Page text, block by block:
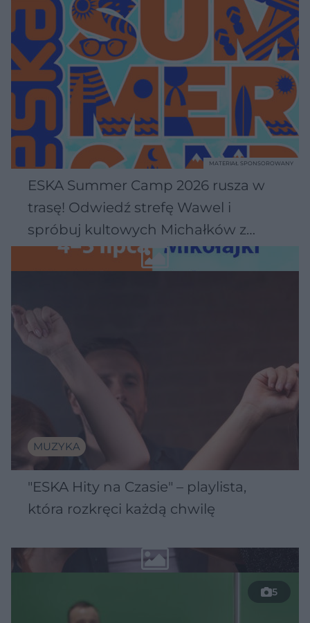
ESKA Summer Camp 2026 rusza w
trasę! Odwiedź strefę Wawel i
spróbuj kultowych Michałków z
Wawelu
MATERIAŁ SPONSOROWANY
MUZYKA
"ESKA Hity na Czasie" – playlista,
która rozkręci każdą chwilę
5